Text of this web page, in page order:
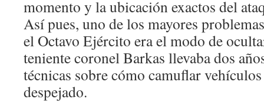
momento y la ubicación exactos del
Así pues, uno de los mayores
el Octavo Ejército era el modo de
teniente coronel Barkas llevaba dos
técnicas sobre cómo camuflar
despejado.